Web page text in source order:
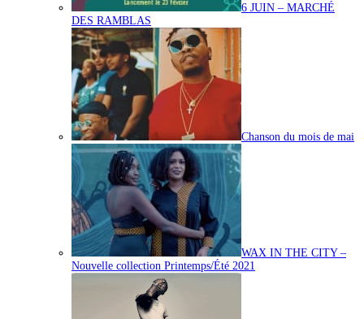
6 JUIN – MARCHÉ
DES RAMBLAS
Chanson du mois de mai
WAX IN THE CITY –
Nouvelle collection Printemps/Été 2021